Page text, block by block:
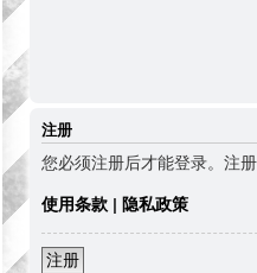
注册
您必须注册后才能登录。注
使用条款 | 隐私政策
注册